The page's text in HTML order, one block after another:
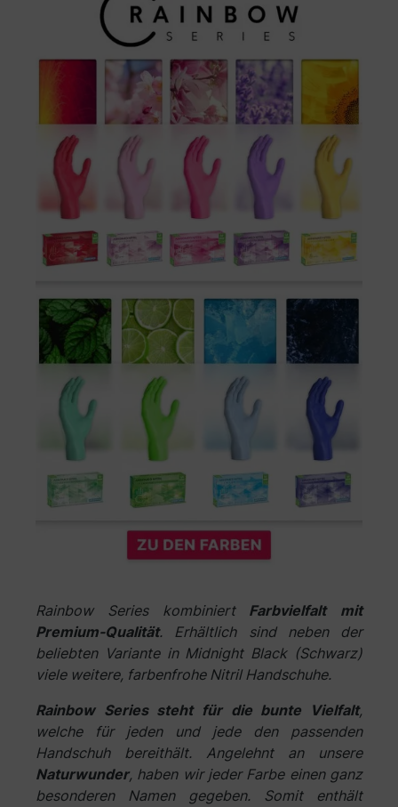
Rainbow Series kombiniertFarbvielfalt mit
Premium-Qualität. Erhältlich sind neben der
beliebten Variante in Midnight Black (Schwarz)
viele weitere, farbenfrohe Nitril Handschuhe.
Rainbow Series steht für die bunte Vielfalt,
welche für jeden und jede den passenden
Handschuh bereithält. Angelehnt an unsere
Naturwunder, haben wir jeder Farbe einen ganz
besonderen Namen gegeben. Somit enthält